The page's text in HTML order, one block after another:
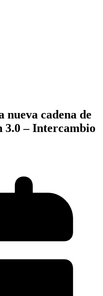
nueva cadena de
3.0 – Intercambio